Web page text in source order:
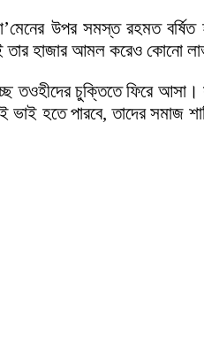
উপর সমস্ত রহমত
তার হাজার আমল করেও কোনো
তওহীদের চুক্তিতে ফিরে
হতে পারবে, তাদের সমাজ